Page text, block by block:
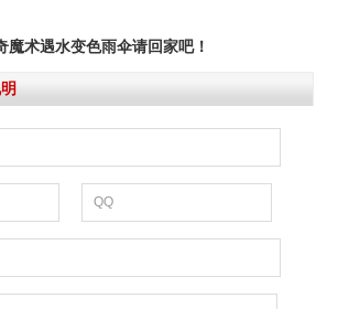
魔术遇水变色雨伞请回家吧！